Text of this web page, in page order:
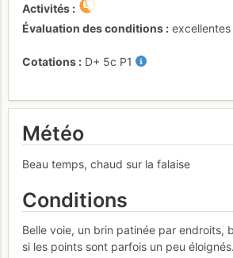
Activités
Évaluation des conditions
excellentes
Cotations D+ 5c P1
Météo
Beau temps, chaud sur la falaise
Conditions
Belle voie, un brin patinée par endroits,
si les points sont parfois un peu